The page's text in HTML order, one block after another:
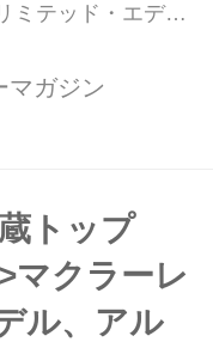
ミテッド・エディ
ド アジアは、日
別仕様車」に対す
ッド エディショ
3月から日本国内
らかにしました。
マガジン
トップ
マクラーレ
ル、アル